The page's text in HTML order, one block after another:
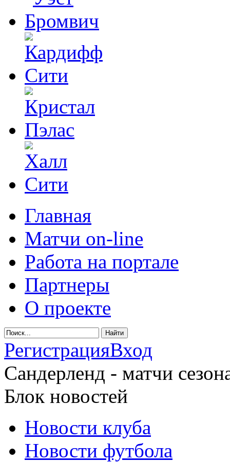
Главная
Матчи on-line
Работа на портале
Партнеры
О проекте
РегистрацияВход
Сандерленд - матчи
Блок новостей
Новости клуба
Новости футбола